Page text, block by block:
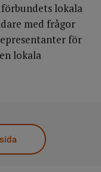
lokala
med frågor
för
lokala